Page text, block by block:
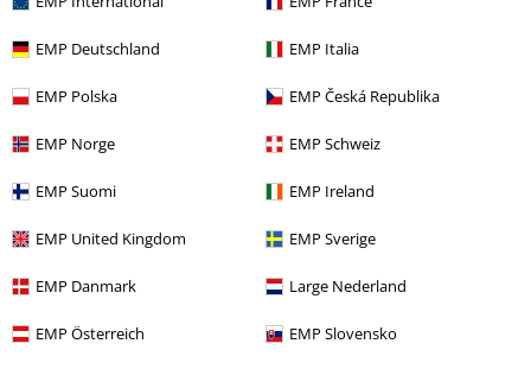
EMP Deutschland EMP Italia
EMP Polska EMP Česká Republika
EMP Norge EMP Schweiz
EMP Suomi EMP Ireland
EMP United Kingdom EMP Sverige
EMP Danmark Large Nederland
EMP Österreich EMP Slovensko
Onze klantenservice staat voor je klaar
Onze klantenservice is vandaag bereikbaar tot 17:00 uur.
informatie
Service, catalogus, prijsvragen etc.
Veelgestelde vragen